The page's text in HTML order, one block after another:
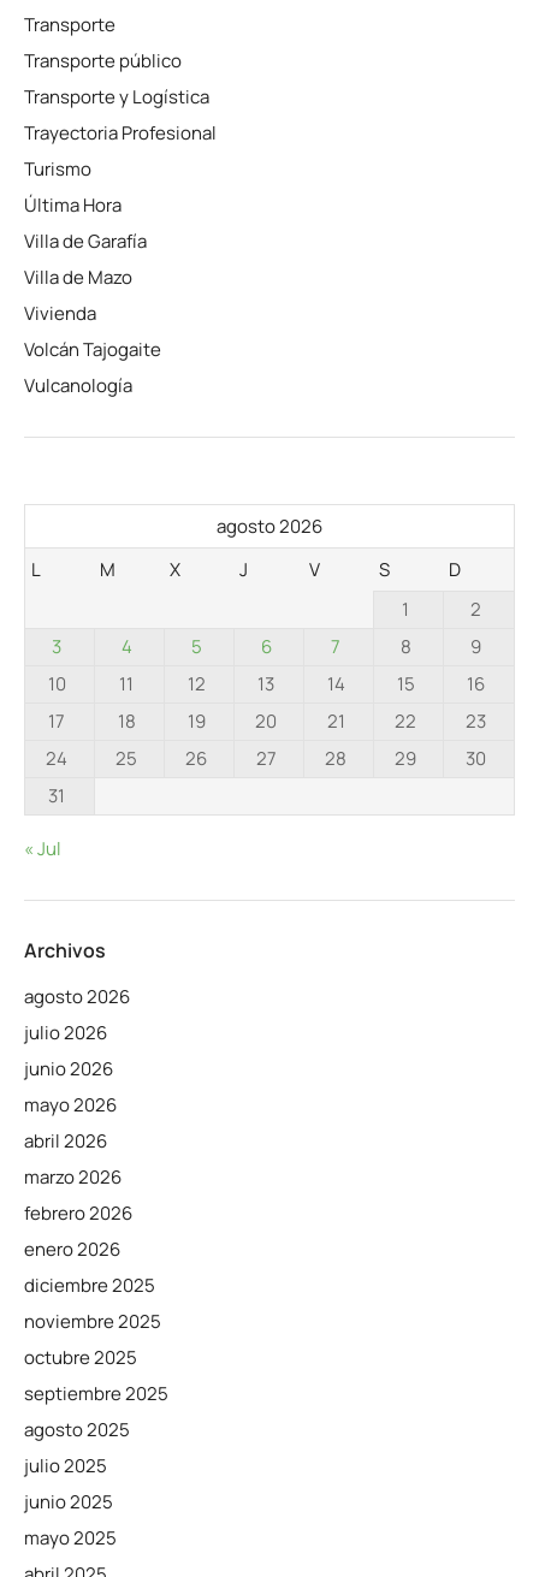
Transporte
Transporte público
Transporte y Logística
Trayectoria Profesional
Turismo
Última Hora
Villa de Garafía
Villa de Mazo
Vivienda
Volcán Tajogaite
Vulcanología
agosto 2026
L
M X J V S
D
1
2
3
4 5 6 7 8
9
10
11 12 13 14 15
16
17
18 19 20 21 22
23
24
25 26 27 28 29
30
31
« Jul
Archivos
agosto 2026
julio 2026
junio 2026
mayo 2026
abril 2026
marzo 2026
febrero 2026
enero 2026
diciembre 2025
noviembre 2025
octubre 2025
septiembre 2025
agosto 2025
julio 2025
junio 2025
mayo 2025